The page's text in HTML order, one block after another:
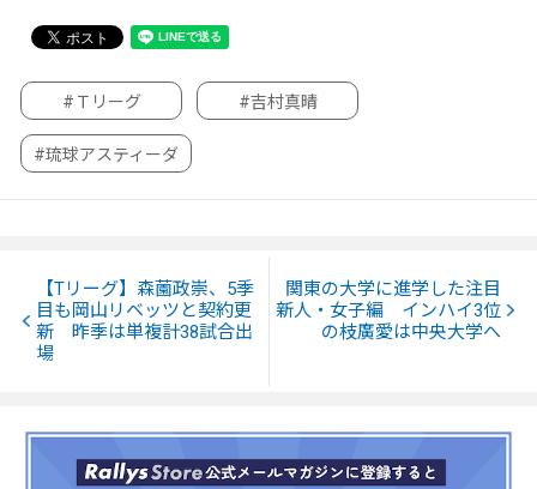
#Ｔリーグ #吉村真晴
#琉球アスティーダ
【Tリーグ】森薗政崇、5季
目も岡山リベッツと契約更
新 昨季は単複計38試合出
場
関東の大学に進学した注目
新人・女子編 インハイ3位
の枝廣愛は中央大学へ